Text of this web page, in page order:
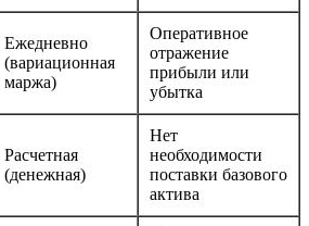
Ежедневно
(вариационная
маржа)
Оперативное
отражение
прибыли или
убытка
Расчетная
(денежная)
Нет
необходимости
поставки базового
актива